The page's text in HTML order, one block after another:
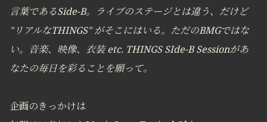
言葉であるSide-B。ライブのステージとは違う、だけど
"リアルなTHINGS" がそこにはいる。ただのBMGではな
い。音楽、映像、衣装 etc. THINGS SIde-B Sessionがあ
なたの毎日を彩ることを願って。
企画のきっかけは